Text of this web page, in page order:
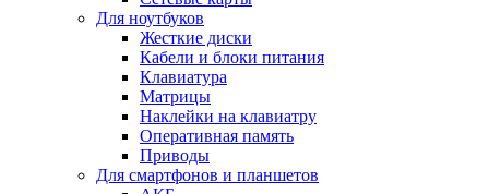
Для ноутбуков
Жесткие диски
Кабели и блоки питания
Клавиатура
Матрицы
Наклейки на клавиатру
Оперативная память
Приводы
Для смартфонов и планшетов